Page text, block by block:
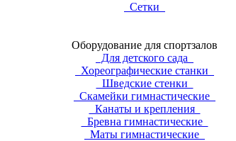
Сетки
Оборудование для спортзалов
Для детского сада
Хореографические станки
Шведские стенки
Скамейки гимнастические
Канаты и крепления
Бревна гимнастические
Маты гимнастические